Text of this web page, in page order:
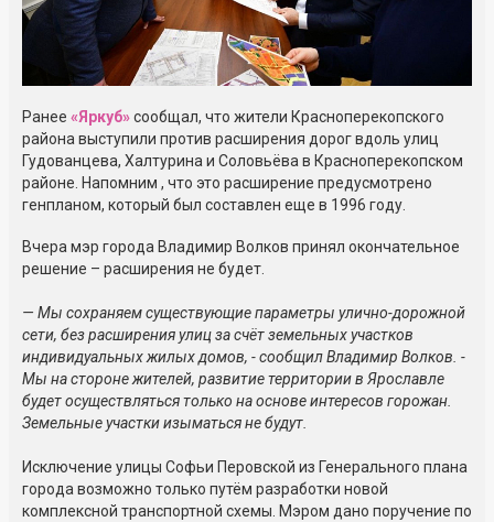
Ранее «Яркуб»сообщал, что жители Красноперекопского
района выступили против расширения дорог вдоль улиц
Гудованцева, Халтурина и Соловьёва в Красноперекопском
районе. Напомним , что это расширение предусмотрено
генпланом, который был составлен еще в 1996 году.
Вчера мэр города Владимир Волков принял окончательное
решение – расширения не будет.
— Мы сохраняем существующие параметры улично-дорожной
сети, без расширения улиц за счёт земельных участков
индивидуальных жилых домов, - сообщил Владимир Волков. -
Мы на стороне жителей, развитие территории в Ярославле
будет осуществляться только на основе интересов горожан.
Земельные участки изыматься не будут.
Исключение улицы Софьи Перовской из Генерального плана
города возможно только путём разработки новой
комплексной транспортной схемы. Мэром дано поручение по